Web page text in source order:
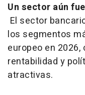
Un sector aún
El sector
los segmentos
europeo en
rentabilidad y
atractivas.